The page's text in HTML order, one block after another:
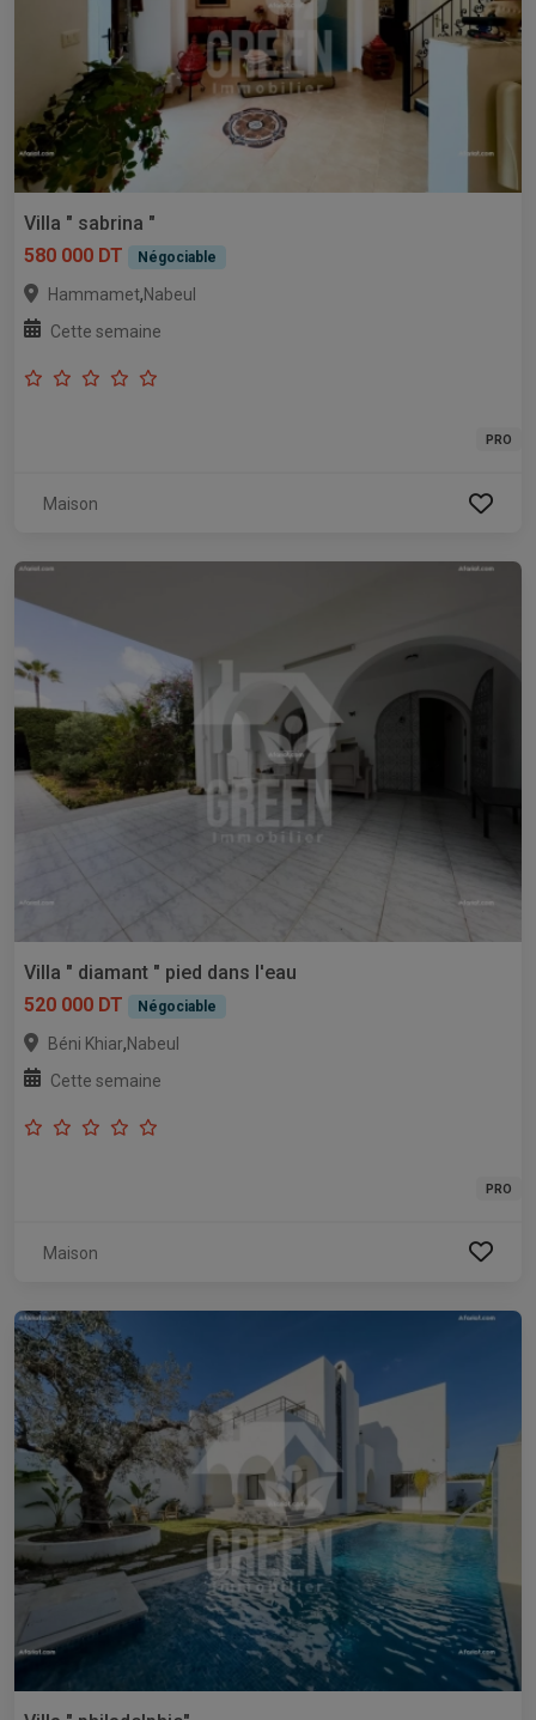
Villa " sabrina "
580 000 DT
Négociable
Hammamet,Nabeul
Cette semaine
PRO
Maison
Villa " diamant " pied dans l'eau
520 000 DT
Négociable
Béni Khiar,Nabeul
Cette semaine
PRO
Maison